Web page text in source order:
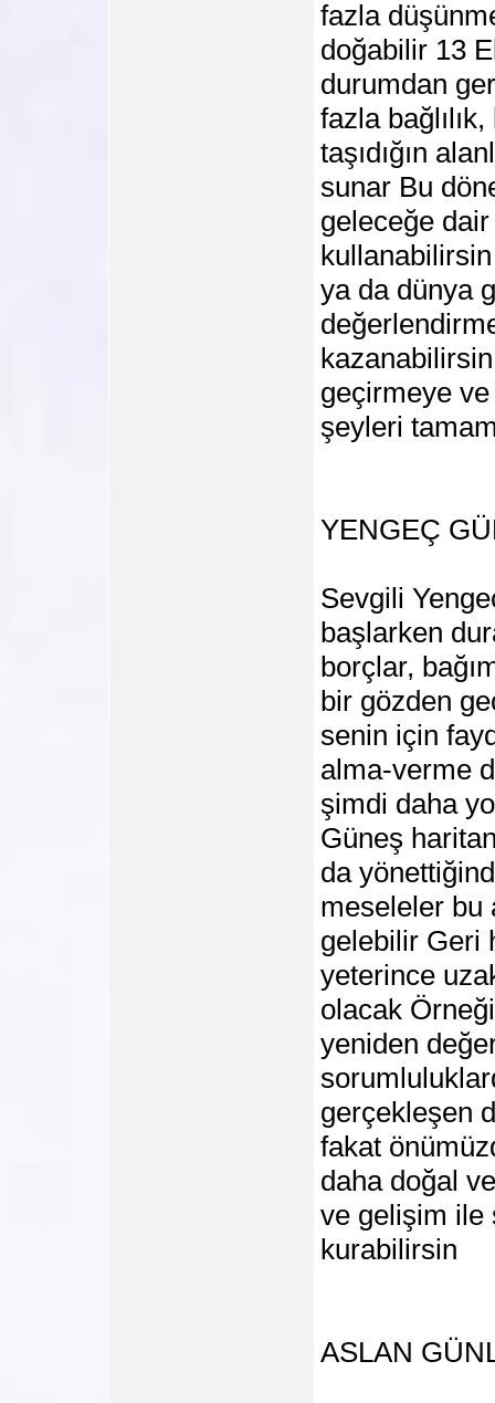
fazla
doğabilir 13
durumdan
fazla
taşıdığın
sunar Bu
geleceğe dair
kullanabilirsin
ya da dünya
geçirmeye
şeyleri
YENGEÇ
Sevgili
başlarken
borçlar,
bir gözden
senin için
alma-verme
şimdi daha
Güneş
da
meseleler bu
gelebilir Geri
yeterince
olacak
yeniden
gerçekleşen
fakat
daha doğal
ve gelişim ile
kurabilirsin
ASLAN